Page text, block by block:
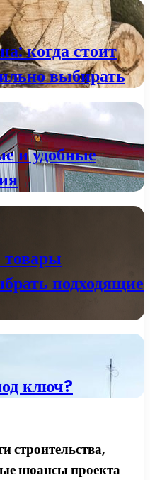
когда стоит
выбирать
и удобные
подходящие
ключ?
строительства,
нюансы проекта